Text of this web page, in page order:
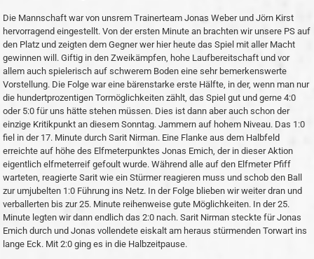
Die Mannschaft war von unsrem Trainerteam Jonas Weber und Jörn Kirst
hervorragend eingestellt. Von der ersten Minute an brachten wir unsere PS auf
den Platz und zeigten dem Gegner wer hier heute das Spiel mit aller Macht
gewinnen will. Giftig in den Zweikämpfen, hohe Laufbereitschaft und vor
allem auch spielerisch auf schwerem Boden eine sehr bemerkenswerte
Vorstellung. Die Folge war eine bärenstarke erste Hälfte, in der, wenn man nur
die hundertprozentigen Tormöglichkeiten zählt, das Spiel gut und gerne 4:0
oder 5:0 für uns hätte stehen müssen. Dies ist dann aber auch schon der
einzige Kritikpunkt an diesem Sonntag. Jammern auf hohem Niveau. Das 1:0
fiel in der 17. Minute durch Sarit Nirman. Eine Flanke aus dem Halbfeld
erreichte auf höhe des Elfmeterpunktes Jonas Emich, der in dieser Aktion
eigentlich elfmeterreif gefoult wurde. Während alle auf den Elfmeter Pfiff
warteten, reagierte Sarit wie ein Stürmer reagieren muss und schob den Ball
zur umjubelten 1:0 Führung ins Netz. In der Folge blieben wir weiter dran und
verballerten bis zur 25. Minute reihenweise gute Möglichkeiten. In der 25.
Minute legten wir dann endlich das 2:0 nach. Sarit Nirman steckte für Jonas
Emich durch und Jonas vollendete eiskalt am heraus stürmenden Torwart ins
lange Eck. Mit 2:0 ging es in die Halbzeitpause.